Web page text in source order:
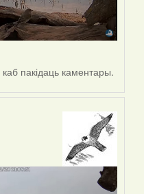
каб пакідаць каментары.